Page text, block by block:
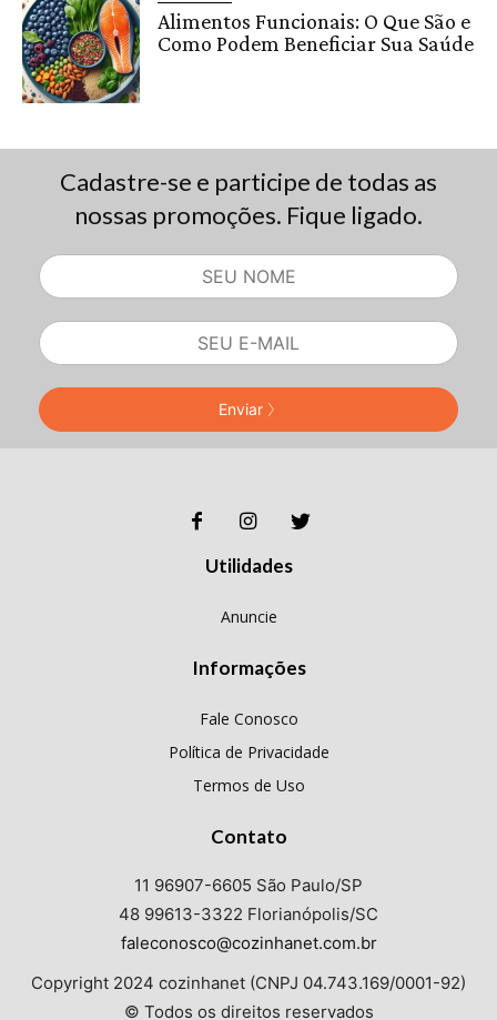
Alimentos Funcionais: O Que São e
Como Podem Beneficiar Sua Saúde
Cadastre-se e participe de todas as
nossas promoções. Fique ligado.
Enviar
Utilidades
Anuncie
Informações
Fale Conosco
Política de Privacidade
Termos de Uso
Contato
11 96907-6605 São Paulo/SP
48 99613-3322 Florianópolis/SC
faleconosco@cozinhanet.com.br
Copyright 2024 cozinhanet (CNPJ 04.743.169/0001-92)
© Todos os direitos reservados